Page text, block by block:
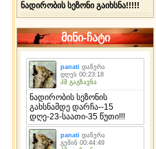
ნადირობის სეზონი გაიხსნა!!!!!
მინი-ჩატი